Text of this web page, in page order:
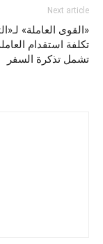
Next article
«القوى العاملة»
تكلفة استقدام
تشمل تذكرة السفر